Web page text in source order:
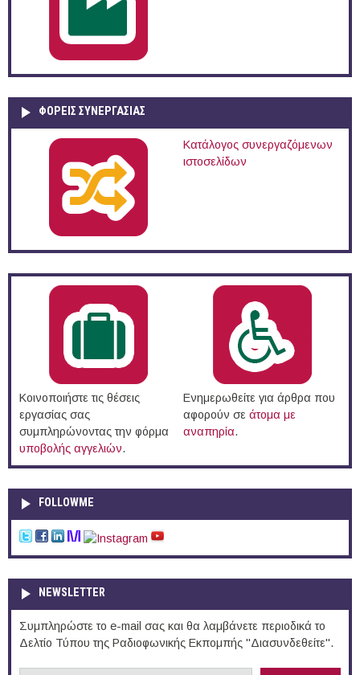
ΦΟΡΕΙΣ ΣΥΝΕΡΓΑΣΙΑΣ
Κατάλογος συνεργαζόμενων
ιστοσελίδων
Κοινοποιήστε τις θέσεις
εργασίας σας
συμπληρώνοντας την φόρμα
υποβολής αγγελιών.
Ενημερωθείτε για άρθρα που
αφορούν σε άτομα με
αναπηρία.
FOLLOWME
NEWSLETTER
Συμπληρώστε το e-mail σας και θα λαμβάνετε περιοδικά το
Δελτίο Τύπου της Ραδιοφωνικής Εκπομπής "Διασυνδεθείτε".